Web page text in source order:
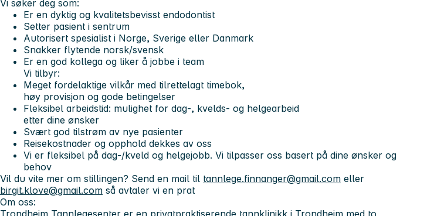
Vi søker deg som:
Er en dyktig og kvalitetsbevisst endodontist
Setter pasient i sentrum
Autorisert spesialist i Norge, Sverige eller Danmark
Snakker flytende norsk/svensk
Er en god kollega og liker å jobbe i team
Vi tilbyr:
Meget fordelaktige vilkår med tilrettelagt timebok,
høy provisjon og gode betingelser
Fleksibel arbeidstid: mulighet for dag-, kvelds- og helgearbeid
etter dine ønsker
Svært god tilstrøm av nye pasienter
Reisekostnader og opphold dekkes av oss
Vi er fleksibel på dag-/kveld og helgejobb. Vi tilpasser oss basert på dine ønsker og
behov
Vil du vite mer om stillingen? Send en mail til tannlege.finnanger@gmail.com eller
birgit.klove@gmail.com så avtaler vi en prat
Om oss: